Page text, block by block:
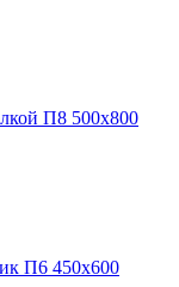
П8 500x800